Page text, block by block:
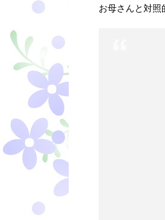
お母さんと対照